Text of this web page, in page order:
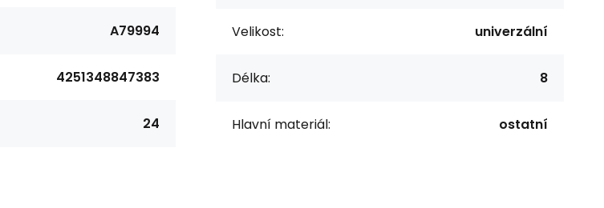
A79994
4251348847383
24
Velikost: univerzální
Délka: 8
Hlavní materiál: ostatní